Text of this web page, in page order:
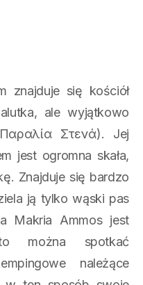
znajduje się kościół
ale wyjątkowo
Στενά). Jej
jest ogromna skała,
Znajduje się bardzo
ją tylko wąski pas
Makria Ammos jest
można spotkać
należące